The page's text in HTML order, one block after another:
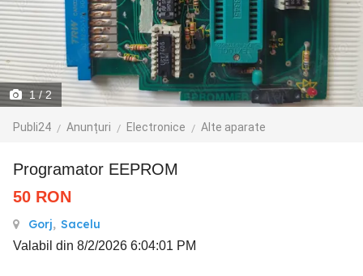
1 / 2
Publi24 Anunțuri Electronice Alte aparate
Programator EEPROM
50 RON
Gorj, Sacelu
Valabil din 8/2/2026 6:04:01 PM